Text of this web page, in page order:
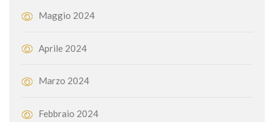
Maggio 2024
Aprile 2024
Marzo 2024
Febbraio 2024